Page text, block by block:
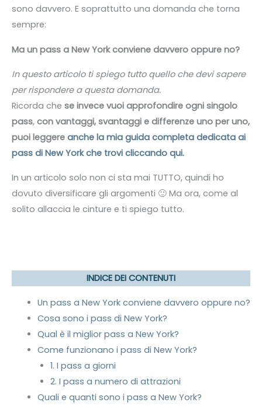
sono davvero. E soprattutto una domanda che torna
sempre:
Ma un pass a New York conviene davvero oppure no?
In questo articolo ti spiego tutto quello che devi sapere
per rispondere a questa domanda.
Ricorda che se invece vuoi approfondire ogni singolo
pass, con vantaggi, svantaggi e differenze uno per uno,
puoi leggere anche la mia guida completa dedicata ai
pass di New York che trovi cliccando qui.
In un articolo solo non ci sta mai TUTTO, quindi ho
dovuto diversificare gli argomenti 🙂 Ma ora, come al
solito allaccia le cinture e ti spiego tutto.
INDICE DEI CONTENUTI
Un pass a New York conviene davvero oppure no?
Cosa sono i pass di New York?
Qual è il miglior pass a New York?
Come funzionano i pass di New York?
1. I pass a giorni
2. I pass a numero di attrazioni
Quali e quanti sono i pass a New York?